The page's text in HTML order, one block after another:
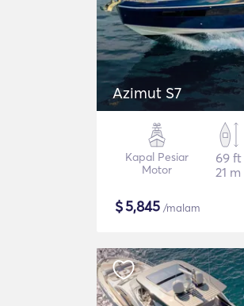
Azimut S7
Kapal Pesiar
Motor
69 ft
21 m
$5,845 /malam